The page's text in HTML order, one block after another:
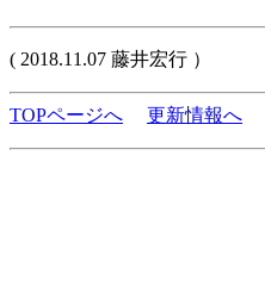
( 2018.11.07 藤井宏行 ）
TOPページへ 更新情報へ